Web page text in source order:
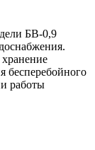
БВ‑0,9
бесперебойного
работы